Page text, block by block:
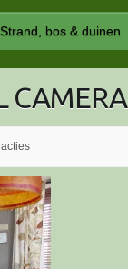
Strand, bos & duinen
CAMERA